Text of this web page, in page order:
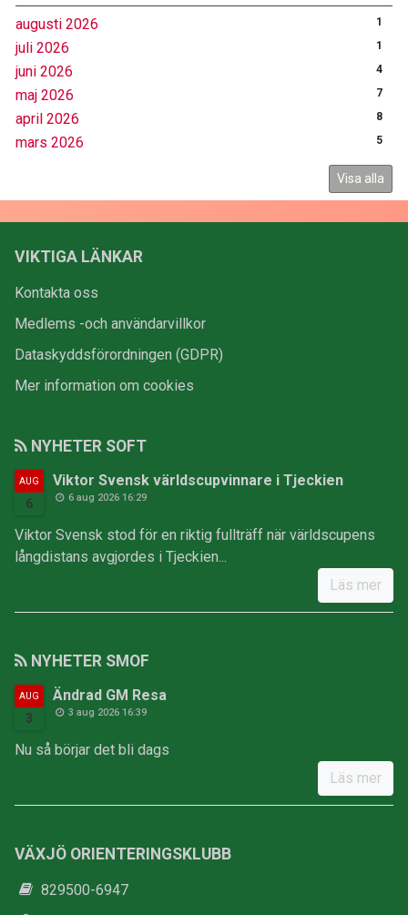
augusti 2026 1
juli 2026 1
juni 2026 4
maj 2026 7
april 2026 8
mars 2026 5
Visa alla
VIKTIGA LÄNKAR
Kontakta oss
Medlems -och användarvillkor
Dataskyddsförordningen (GDPR)
Mer information om cookies
NYHETER SOFT
AUG
6
Viktor Svensk världscupvinnare i Tjeckien
6 aug 2026 16:29
Viktor Svensk stod för en riktig fullträff när världscupens
långdistans avgjordes i Tjeckien...
Läs mer
NYHETER SMOF
AUG
3
Ändrad GM Resa
3 aug 2026 16:39
Nu så börjar det bli dags
Läs mer
VÄXJÖ ORIENTERINGSKLUBB
829500-6947